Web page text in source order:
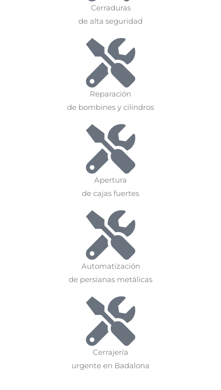
Cerraduras
de alta seguridad
Reparación
de bombines y cilindros
Apertura
de cajas fuertes
Automatización
de persianas metálicas
Cerrajería
urgente en Badalona